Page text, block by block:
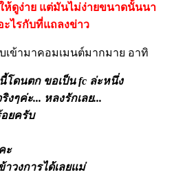
ดูง่าย แต่มันไม่ง่ายขนาดนั้นนา
ะไรกับที่แถลงข่าว
เข้ามาคอมเมนต์มากมาย อาทิ
ดนตก ขอเป็น fc ล่ะหนึ่ง
ๆค่ะ... หลงรักเลย...
ยครับ
ะ
วงการได้เลยแม่